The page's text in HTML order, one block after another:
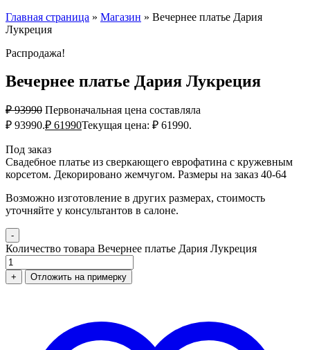
Главная страница » Магазин » Вечернее платье Дария
Лукреция
Распродажа!
Вечернее платье Дария Лукреция
₽93990 Первоначальная цена составляла
₽ 93990.₽ 61990Текущая цена: ₽ 61990.
Под заказ
Свадебное платье из сверкающего еврофатина с кружевным
корсетом. Декорировано жемчугом. Размеры на заказ 40-64
Возможно изготовление в других размерах, стоимость
уточняйте у консультантов в салоне.
-
Количество товара Вечернее платье Дария Лукреция
+ Отложить на примерку